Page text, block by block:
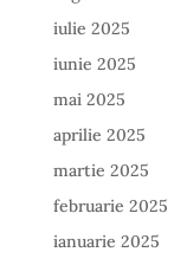
iulie 2025
iunie 2025
mai 2025
aprilie 2025
martie 2025
februarie 2025
ianuarie 2025